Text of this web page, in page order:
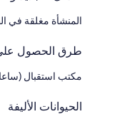
المنشأة مغلقة في الفترة ما بين
طرق الحصول
مكتب استقبال
الحيوانات الأليفة